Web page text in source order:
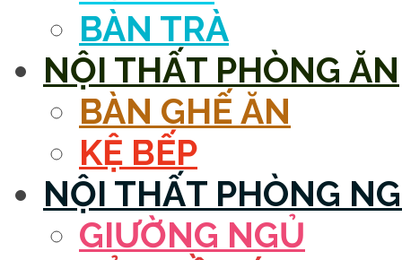
BÀN TRÀ
NỘI THẤT PHÒNG ĂN
BÀN GHẾ ĂN
KỆ BẾP
NỘI THẤT PHÒNG
GIƯỜNG NGỦ